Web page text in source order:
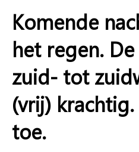
Komende
het regen.
zuid- tot
(vrij)
toe.